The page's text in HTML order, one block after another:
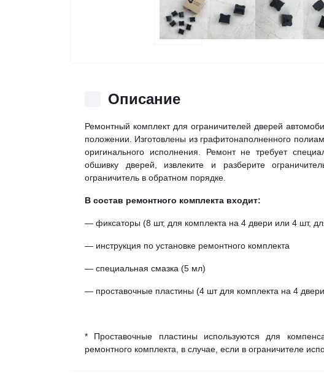
Описание
Ремонтный комплект для ограничителей дверей
положении. Изготовлены из графитонаполненного
оригинального исполнения. Ремонт не требует
обшивку дверей, извлеките и разберите
ограничитель в обратном порядке.
В состав ремонтного комплекта входит:
— фиксаторы (8 шт, для комплекта на 4 двери или 4 шт,
— инструкция по установке ремонтного комплекта
— специальная смазка (5 мл)
— проставочные пластины (4 шт для комплекта на 4
* Проставочные пластины используются для
ремонтного комплекта, в случае, если в ограничителе